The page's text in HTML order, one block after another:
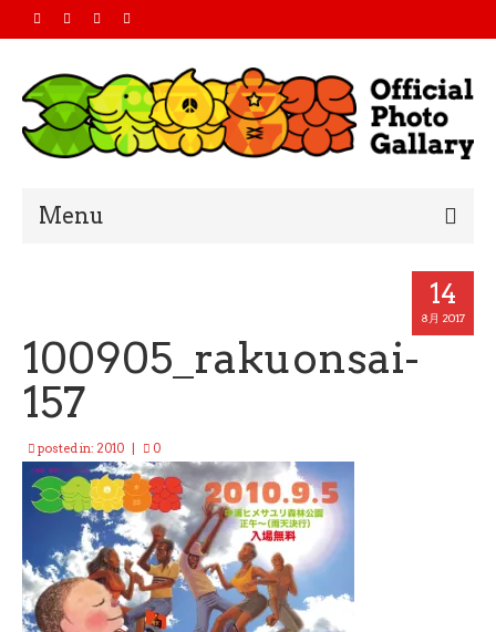
Menu
2018
2017
2016
All Photo
Official Site
14
8月 2017
100905_rakuonsai-
157
posted in: 2010 0